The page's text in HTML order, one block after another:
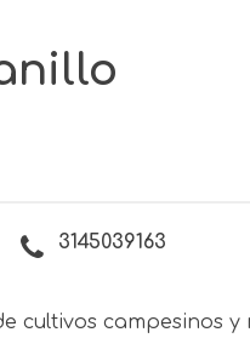
3145039163
campesinos